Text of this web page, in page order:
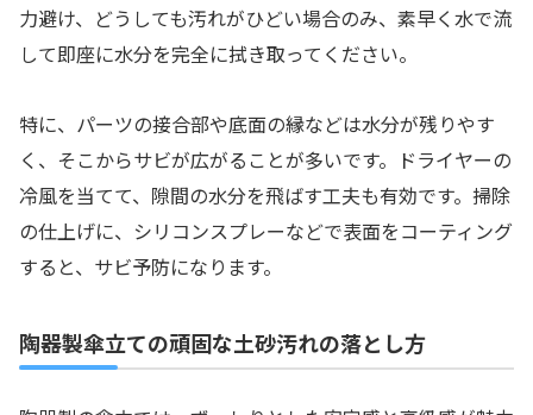
力避け、どうしても汚れがひどい場合のみ、素早く水で流
して即座に水分を完全に拭き取ってください。
特に、パーツの接合部や底面の縁などは水分が残りやす
く、そこからサビが広がることが多いです。ドライヤーの
冷風を当てて、隙間の水分を飛ばす工夫も有効です。掃除
の仕上げに、シリコンスプレーなどで表面をコーティング
すると、サビ予防になります。
陶器製傘立ての頑固な土砂汚れの落とし方